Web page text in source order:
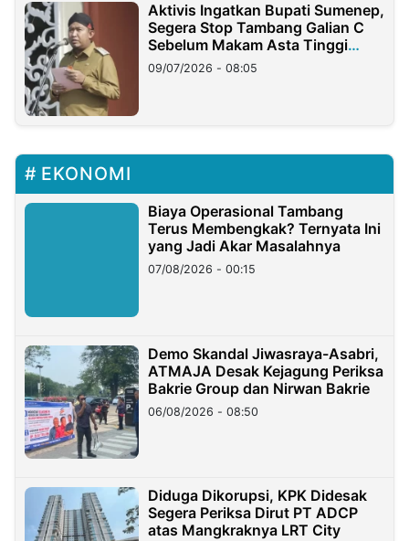
Aktivis Ingatkan Bupati Sumenep,
Segera Stop Tambang Galian C
Sebelum Makam Asta Tinggi
Longsor
09/07/2026 - 08:05
EKONOMI
Biaya Operasional Tambang
Terus Membengkak? Ternyata Ini
yang Jadi Akar Masalahnya
07/08/2026 - 00:15
Demo Skandal Jiwasraya-Asabri,
ATMAJA Desak Kejagung Periksa
Bakrie Group dan Nirwan Bakrie
06/08/2026 - 08:50
Diduga Dikorupsi, KPK Didesak
Segera Periksa Dirut PT ADCP
atas Mangkraknya LRT City